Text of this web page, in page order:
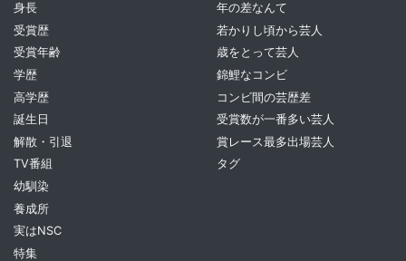
身長
受賞歴
受賞年齢
学歴
高学歴
誕生日
解散・引退
TV番組
幼馴染
養成所
実はNSC
特集
年の差なんて
若かりし頃から芸人
歳をとって芸人
錦鯉なコンビ
コンビ間の芸歴差
受賞数が一番多い芸人
賞レース最多出場芸人
タグ